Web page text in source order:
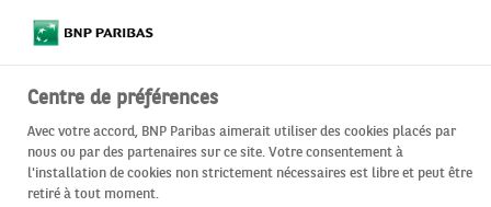
LE MAG’
Nos conseils pratiques au service de votre épargne
Centre de préférences
Avec votre accord, BNP Paribas aimerait utiliser des cookies placés par
nous ou par des partenaires sur ce site. Votre consentement à
l'installation de cookies non strictement nécessaires est libre et peut être
retiré à tout moment.